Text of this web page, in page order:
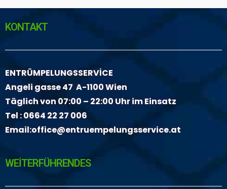
KONTAKT
ENTRÜMPELUNGSSERVİCE
Angeli gasse 47 A-1100 Wien
Täglich von 07:00 – 22:00 Uhr im Einsatz
Tel :0664 22 27 006
Email:office@entruempelungsservice.at
WEİTERFÜHRENDES